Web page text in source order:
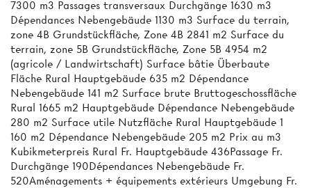
7300 m3 Passages transversaux Durchgänge 1630 m3
Dépendances Nebengebäude 1130 m3 Surface du terrain,
zone 4B Grundstückfläche, Zone 4B 2841 m2 Surface du
terrain, zone 5B Grundstückfläche, Zone 5B 4954 m2
(agricole / Landwirtschaft) Surface bâtie Überbaute
Fläche Rural Hauptgebäude 635 m2 Dépendance
Nebengebäude 141 m2 Surface brute Bruttogeschossfläche
Rural 1665 m2 Hauptgebäude Dépendance Nebengebäude
280 m2 Surface utile Nutzfläche Rural Hauptgebäude 1
160 m2 Dépendance Nebengebäude 205 m2 Prix au m3
Kubikmeterpreis Rural Fr. Hauptgebäude 436Passage Fr.
Durchgänge 190Dépendances Nebengebäude Fr.
520Aménagements + équipements extérieurs Umgebung Fr.